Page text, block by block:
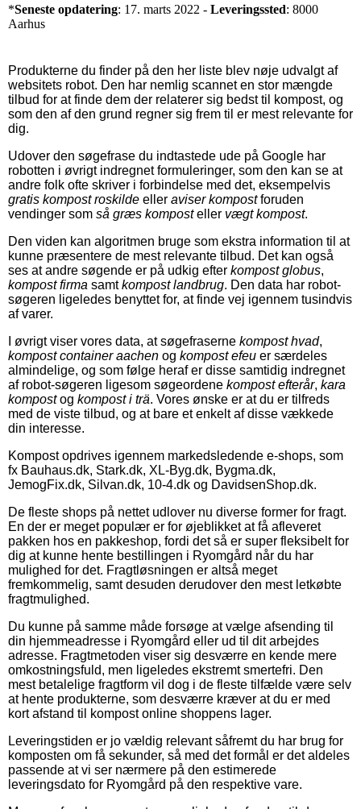
*Seneste opdatering: 17. marts 2022 - Leveringssted: 8000
Aarhus
Produkterne du finder på den her liste blev nøje udvalgt af
websitets robot. Den har nemlig scannet en stor mængde
tilbud for at finde dem der relaterer sig bedst til kompost, og
som den af den grund regner sig frem til er mest relevante for
dig.
Udover den søgefrase du indtastede ude på Google har
robotten i øvrigt indregnet formuleringer, som den kan se at
andre folk ofte skriver i forbindelse med det, eksempelvis
gratis kompost roskilde eller aviser kompostforuden
vendinger som så græs komposteller vægt kompost.
Den viden kan algoritmen bruge som ekstra information til at
kunne præsentere de mest relevante tilbud. Det kan også
ses at andre søgende er på udkig efter kompost globus,
kompost firma samtkompost landbrug. Den data har robot-
søgeren ligeledes benyttet for, at finde vej igennem tusindvis
af varer.
I øvrigt viser vores data, at søgefraserne kompost hvad,
kompost container aachen og kompost efeu er særdeles
almindelige, og som følge heraf er disse samtidig indregnet
af robot-søgeren ligesom søgeordene kompost efterår, kara
kompostog kompost i trä. Vores ønske er at du er tilfreds
med de viste tilbud, og at bare et enkelt af disse vækkede
din interesse.
Kompost opdrives igennem markedsledende e-shops, som
fx Bauhaus.dk, Stark.dk, XL-Byg.dk, Bygma.dk,
JemogFix.dk, Silvan.dk, 10-4.dk og DavidsenShop.dk.
De fleste shops på nettet udlover nu diverse former for fragt.
En der er meget populær er for øjeblikket at få afleveret
pakken hos en pakkeshop, fordi det så er super fleksibelt for
dig at kunne hente bestillingen i Ryomgård når du har
mulighed for det. Fragtløsningen er altså meget
fremkommelig, samt desuden derudover den mest letkøbte
fragtmulighed.
Du kunne på samme måde forsøge at vælge afsending til
din hjemmeadresse i Ryomgård eller ud til dit arbejdes
adresse. Fragtmetoden viser sig desværre en kende mere
omkostningsfuld, men ligeledes ekstremt smertefri. Den
mest betalelige fragtform vil dog i de fleste tilfælde være selv
at hente produkterne, som desværre kræver at du er med
kort afstand til kompost online shoppens lager.
Leveringstiden er jo vældig relevant såfremt du har brug for
komposten om få sekunder, så med det formål er det aldeles
passende at vi ser nærmere på den estimerede
leveringsdato for Ryomgård på den respektive vare.